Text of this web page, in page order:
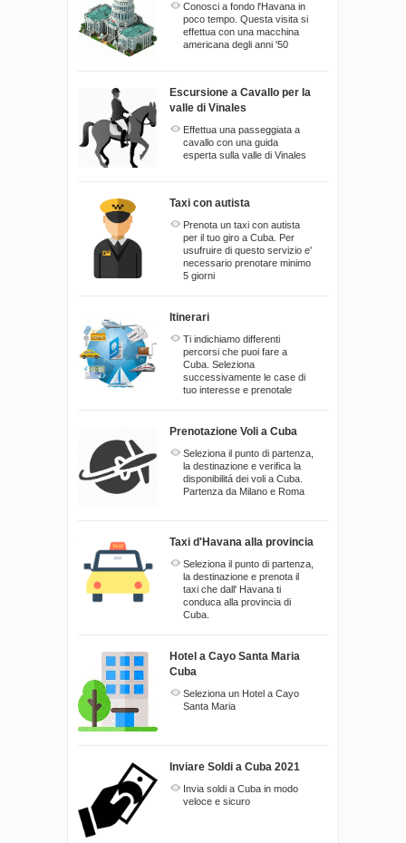
Conosci a fondo l'Havana in
poco tempo. Questa visita si
effettua con una macchina
americana degli anni '50
Escursione a Cavallo per la
valle di Vinales
Effettua una passeggiata a
cavallo con una guida
esperta sulla valle di Vinales
Taxi con autista
Prenota un taxi con autista
per il tuo giro a Cuba. Per
usufruire di questo servizio e'
necessario prenotare minimo
5 giorni
Itinerari
Ti indichiamo differenti
percorsi che puoi fare a
Cuba. Seleziona
successivamente le case di
tuo interesse e prenotale
Prenotazione Voli a Cuba
Seleziona il punto di partenza,
la destinazione e verifica la
disponibilitá dei voli a Cuba.
Partenza da Milano e Roma
Taxi d'Havana alla provincia
Seleziona il punto di partenza,
la destinazione e prenota il
taxi che dall' Havana ti
conduca alla provincia di
Cuba.
Hotel a Cayo Santa Maria
Cuba
Seleziona un Hotel a Cayo
Santa Maria
Inviare Soldi a Cuba 2021
Invia soldi a Cuba in modo
veloce e sicuro